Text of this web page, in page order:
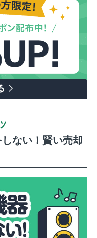
ない！賢い売却